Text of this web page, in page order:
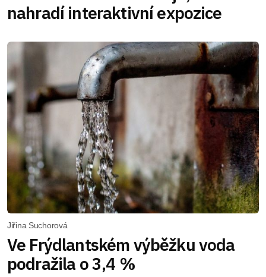
nahradí interaktivní expozice
Jiřina Suchorová
Ve Frýdlantském výběžku voda
podražila o 3,4 %